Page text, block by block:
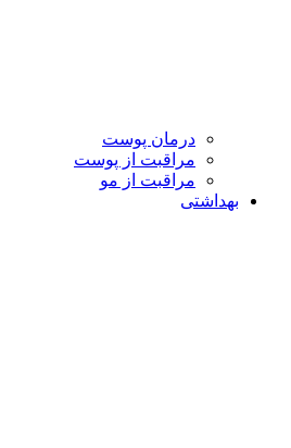
درمان پوست
مراقبت از پوست
مراقبت از مو
بهداشتی